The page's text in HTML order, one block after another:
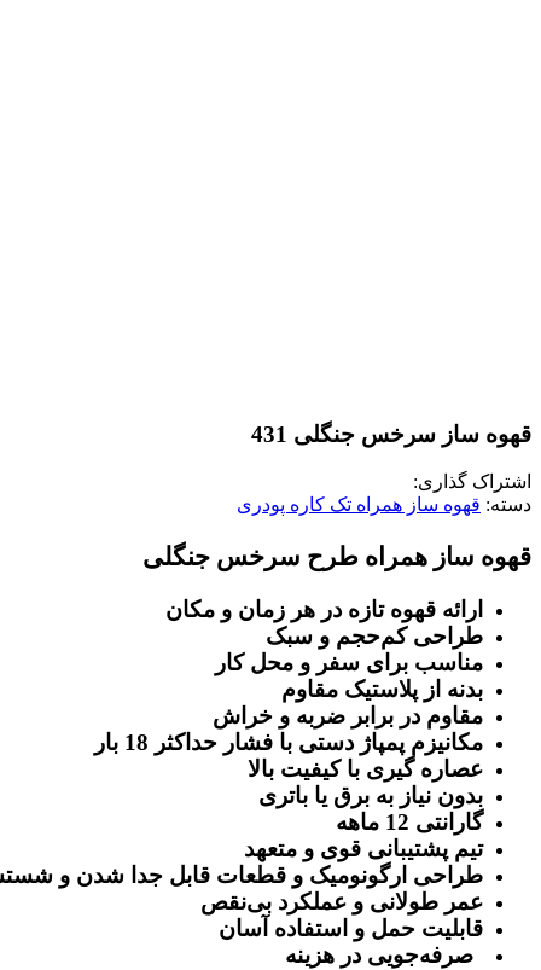
قهوه ساز سرخس جنگلی 431
اشتراک گذاری:
دسته: قهوه‌ ساز همراه تک کاره پودری
قهوه ساز همراه طرح سرخس جنگلی
ارائه قهوه تازه در هر زمان و مکان
طراحی کم‌حجم و سبک
مناسب برای سفر و محل کار
بدنه از پلاستیک مقاوم
مقاوم در برابر ضربه و خراش
مکانیزم پمپاژ دستی با فشار حداکثر 18 بار
عصاره ‌گیری با کیفیت بالا
بدون نیاز به برق یا باتری
گارانتی 12 ماهه
تیم پشتیبانی قوی و متعهد
طراحی ارگونومیک و قطعات قابل جدا شدن و
عمر طولانی و عملکرد بی‌نقص
قابلیت حمل و استفاده آسان
صرفه‌جویی در هزینه